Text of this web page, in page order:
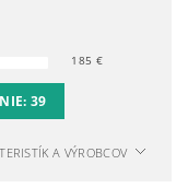
185 €
39
A VÝROBCOV